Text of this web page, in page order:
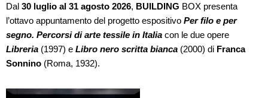
Dal 30 luglio al 31 agosto 2026, BUILDING BOX presenta
l’ottavo appuntamento del progetto espositivo Per filo e per
segno. Percorsi di arte tessile in Italia con le due opere
Libreria (1997) e Libro nero scritta bianca (2000) di Franca
Sonnino (Roma, 1932).